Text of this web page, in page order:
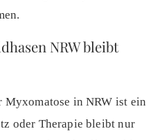
NRW bleibt
Myxomatose in NRW ist ein
oder Therapie bleibt nur